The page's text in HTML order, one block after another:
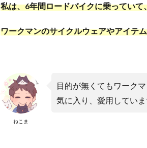
私は、6年間ロードバイクに乗ってい
ワークマンのサイクルウェアやアイテ
ねこま
目的が無くてもワーク
気に入り、愛用していま